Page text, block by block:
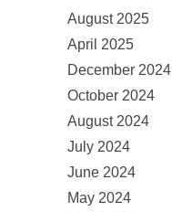
August 2025
April 2025
December 2024
October 2024
August 2024
July 2024
June 2024
May 2024